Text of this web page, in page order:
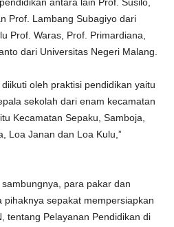
Prof. Lambang Subagiyo dari
Prof. Waras, Prof. Primardiana,
dari Universitas Negeri Malang.
oleh praktisi pendidikan yaitu
sekolah dari enam kecamatan
Kecamatan Sepaku, Samboja,
Loa Janan dan Loa Kulu,”
para pakar dan
pihaknya sepakat mempersiapkan
tentang Pelayanan Pendidikan di